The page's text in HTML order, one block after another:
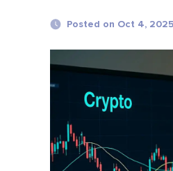
Posted on Oct 4,